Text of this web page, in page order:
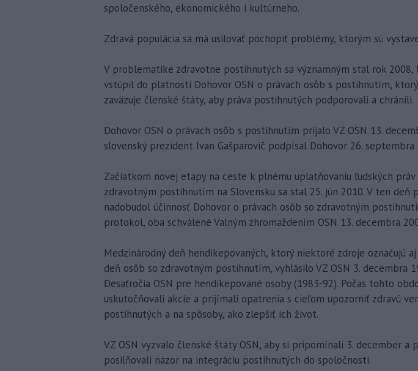
spoločenského, ekonomického i kultúrneho.
Zdravá populácia sa má usilovať pochopiť problémy, ktorým sú
V problematike zdravotne postihnutých sa významným stal rok 2008,
vstúpil do platnosti Dohovor OSN o právach osôb s postihnutím,
zaväzuje členské štáty, aby práva postihnutých podporovali a chránili.
Dohovor OSN o právach osôb s postihnutím prijalo VZ OSN 13.
slovenský prezident Ivan Gašparovič podpísal Dohovor 26. septembra
Začiatkom novej etapy na ceste k plnému uplatňovaniu ľudských práv
zdravotným postihnutím na Slovensku sa stal 25. jún 2010. V ten deň
nadobudol účinnosť Dohovor o právach osôb so zdravotným
protokol, oba schválené Valným zhromaždením OSN 13. decembra
Medzinárodný deň hendikepovaných, ktorý niektoré zdroje označujú
deň osôb so zdravotným postihnutím, vyhlásilo VZ OSN 3. decembra
Desaťročia OSN pre hendikepované osoby (1983-92). Počas tohto
uskutočňovali akcie a prijímali opatrenia s cieľom upozorniť zdravú
postihnutých a na spôsoby, ako zlepšiť ich život.
VZ OSN vyzvalo členské štáty OSN, aby si pripomínali 3. december a
posilňovali názor na integráciu postihnutých do spoločnosti.